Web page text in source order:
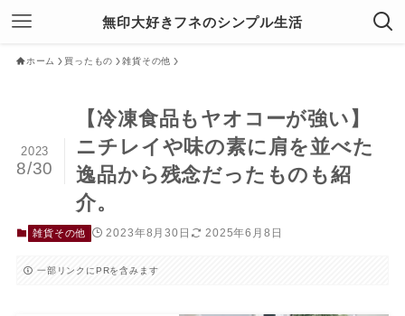
無印大好きフネのシンプル生活
ホーム 買ったもの 雑貨その他
【冷凍食品もヤオコーが強い】
ニチレイや味の素に肩を並べた
逸品から残念だったものも紹
介。
2023
8/30
雑貨その他 2023年8月30日 2025年6月8日
一部リンクにPRを含みます